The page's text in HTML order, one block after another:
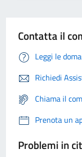
Contatta il
Leggi le
Richiedi
Chiama il
Prenota un
Problemi in